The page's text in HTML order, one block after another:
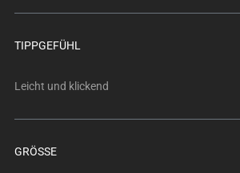
change
main
above.
TIPPGEFÜHL
Leicht und klickend
GRÖSSE